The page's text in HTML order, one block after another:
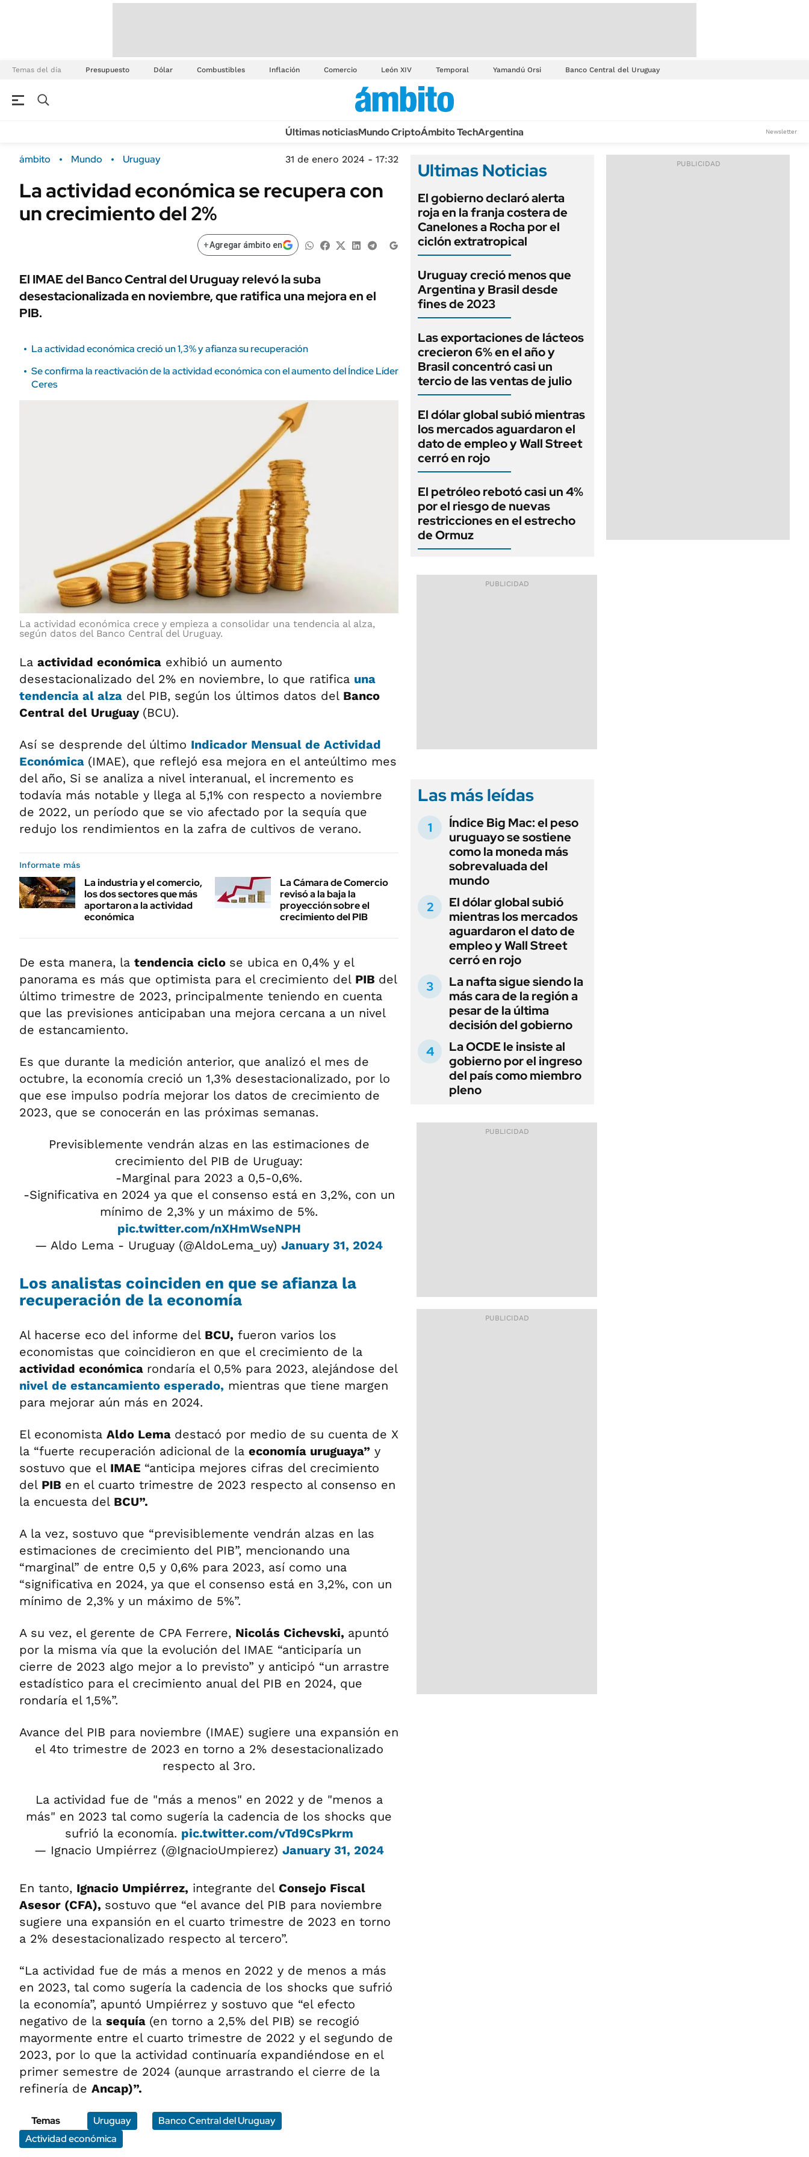
Temas del día Presupuesto Dólar Combustibles Inflación Comercio León XIV Temporal Yamandú Orsi Banco Central del Uruguay
Últimas noticiasMundo CriptoÁmbito TechArgentina Newsletter
ámbito Mundo Uruguay 31 de enero 2024 - 17:32
La actividad económica se recupera con
un crecimiento del 2%
+Agregar ámbito en
El IMAE del Banco Central del Uruguay relevó la suba
desestacionalizada en noviembre, que ratifica una mejora en el
PIB.
La actividad económica creció un 1,3% y afianza su recuperación
Se confirma la reactivación de la actividad económica con el aumento del Índice Líder
Ceres
La actividad económica crece y empieza a consolidar una tendencia al alza,
según datos del Banco Central del Uruguay.
La actividad económica exhibió un aumento
desestacionalizado del 2% en noviembre, lo que ratifica una
tendencia al alza del PIB, según los últimos datos del Banco
Central del Uruguay (BCU).
Así se desprende del último Indicador Mensual de Actividad
Económica (IMAE), que reflejó esa mejora en el anteúltimo mes
del año, Si se analiza a nivel interanual, el incremento es
todavía más notable y llega al 5,1% con respecto a noviembre
de 2022, un período que se vio afectado por la sequía que
redujo los rendimientos en la zafra de cultivos de verano.
Informate más
La industria y el comercio,
los dos sectores que más
aportaron a la actividad
económica
La Cámara de Comercio
revisó a la baja la
proyección sobre el
crecimiento del PIB
De esta manera, la tendencia ciclo se ubica en 0,4% y el
panorama es más que optimista para el crecimiento del PIB del
último trimestre de 2023, principalmente teniendo en cuenta
que las previsiones anticipaban una mejora cercana a un nivel
de estancamiento.
Es que durante la medición anterior, que analizó el mes de
octubre, la economía creció un 1,3% desestacionalizado, por lo
que ese impulso podría mejorar los datos de crecimiento de
2023, que se conocerán en las próximas semanas.
Previsiblemente vendrán alzas en las estimaciones de
crecimiento del PIB de Uruguay:
-Marginal para 2023 a 0,5-0,6%.
-Significativa en 2024 ya que el consenso está en 3,2%, con un
mínimo de 2,3% y un máximo de 5%.
pic.twitter.com/nXHmWseNPH
— Aldo Lema - Uruguay (@AldoLema_uy) January 31, 2024
Los analistas coinciden en que se afianza la
recuperación de la economía
Al hacerse eco del informe del BCU, fueron varios los
economistas que coincidieron en que el crecimiento de la
actividad económica rondaría el 0,5% para 2023, alejándose del
nivel de estancamiento esperado, mientras que tiene margen
para mejorar aún más en 2024.
El economista Aldo Lema destacó por medio de su cuenta de X
la “fuerte recuperación adicional de la economía uruguaya” y
sostuvo que el IMAE “anticipa mejores cifras del crecimiento
del PIB en el cuarto trimestre de 2023 respecto al consenso en
la encuesta del BCU”.
A la vez, sostuvo que “previsiblemente vendrán alzas en las
estimaciones de crecimiento del PIB”, mencionando una
“marginal” de entre 0,5 y 0,6% para 2023, así como una
“significativa en 2024, ya que el consenso está en 3,2%, con un
mínimo de 2,3% y un máximo de 5%”.
A su vez, el gerente de CPA Ferrere, Nicolás Cichevski, apuntó
por la misma vía que la evolución del IMAE “anticiparía un
cierre de 2023 algo mejor a lo previsto” y anticipó “un arrastre
estadístico para el crecimiento anual del PIB en 2024, que
rondaría el 1,5%”.
Avance del PIB para noviembre (IMAE) sugiere una expansión en
el 4to trimestre de 2023 en torno a 2% desestacionalizado
respecto al 3ro.
La actividad fue de "más a menos" en 2022 y de "menos a
más" en 2023 tal como sugería la cadencia de los shocks que
sufrió la economía. pic.twitter.com/vTd9CsPkrm
— Ignacio Umpiérrez (@IgnacioUmpierez) January 31, 2024
En tanto, Ignacio Umpiérrez, integrante del Consejo Fiscal
Asesor (CFA), sostuvo que “el avance del PIB para noviembre
sugiere una expansión en el cuarto trimestre de 2023 en torno
a 2% desestacionalizado respecto al tercero”.
“La actividad fue de más a menos en 2022 y de menos a más
en 2023, tal como sugería la cadencia de los shocks que sufrió
la economía”, apuntó Umpiérrez y sostuvo que “el efecto
negativo de la sequía (en torno a 2,5% del PIB) se recogió
mayormente entre el cuarto trimestre de 2022 y el segundo de
2023, por lo que la actividad continuaría expandiéndose en el
primer semestre de 2024 (aunque arrastrando el cierre de la
refinería de Ancap)”.
Temas Uruguay
Banco Central del Uruguay
Actividad económica
Ultimas Noticias
El gobierno declaró alerta
roja en la franja costera de
Canelones a Rocha por el
ciclón extratropical
Uruguay creció menos que
Argentina y Brasil desde
fines de 2023
Las exportaciones de lácteos
crecieron 6% en el año y
Brasil concentró casi un
tercio de las ventas de julio
El dólar global subió mientras
los mercados aguardaron el
dato de empleo y Wall Street
cerró en rojo
El petróleo rebotó casi un 4%
por el riesgo de nuevas
restricciones en el estrecho
de Ormuz
Las más leídas
Índice Big Mac: el peso
uruguayo se sostiene
como la moneda más
sobrevaluada del
mundo
El dólar global subió
mientras los mercados
aguardaron el dato de
empleo y Wall Street
cerró en rojo
La nafta sigue siendo la
más cara de la región a
pesar de la última
decisión del gobierno
La OCDE le insiste al
gobierno por el ingreso
del país como miembro
pleno